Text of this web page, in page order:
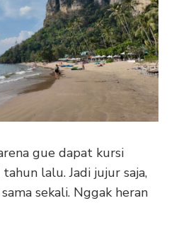
gue dapat kursi
lalu. Jadi jujur saja,
sekali. Nggak heran